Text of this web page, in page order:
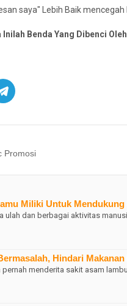
saya" Lebih Baik mencegah
Inilah Benda Yang Dibenci
Promosi
Miliki Untuk
ulah dan berbagai aktivitas
Hindari
menderita sakit asam